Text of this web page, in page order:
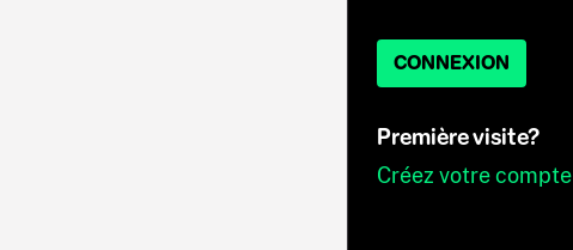
CONNEXION
Première visite?
Créez votre compte